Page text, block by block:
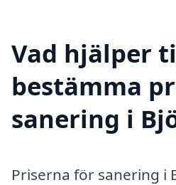
Vad hjälper
bestämma
sanering i
Priserna för sanering i